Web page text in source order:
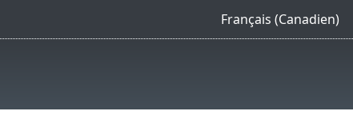
Français (Canadien)